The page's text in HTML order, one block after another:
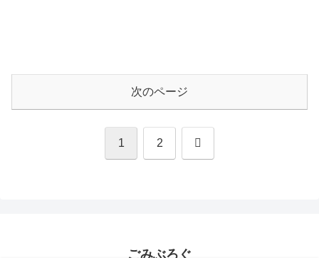
次のページ
1 2 次
ごみぶろぐ